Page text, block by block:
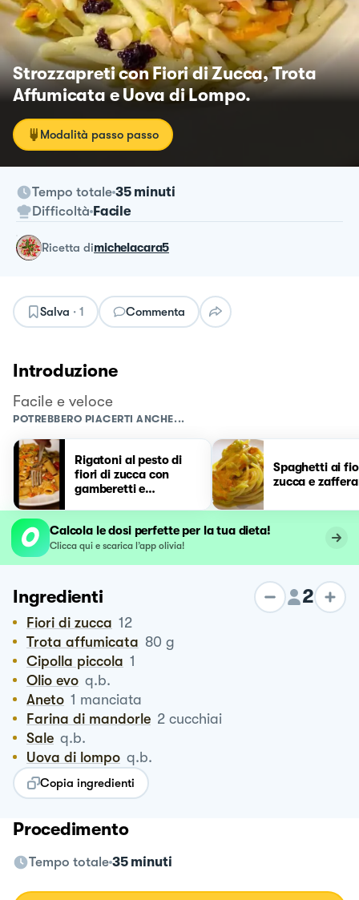
Strozzapreti con Fiori di Zucca, Trota
Affumicata e Uova di Lompo.
Modalità passo passo
Tempo totale 35 minuti
Difficoltà Facile
ricetta dimichelacara5
Salva · 1 Commenta
Introduzione
Facile e veloce
POTREBBERO PIACERTI ANCHE...
Rigatoni al pesto di
fiori di zucca con
gamberetti e
Spaghetti ai
zucca e
Calcola le dosi perfette per la tua dieta!
Clicca qui e scarica l’app olivia!
Ingredienti 2
Fiori di zucca 12
Trota affumicata 80 g
Cipolla piccola 1
Olio evo q.b.
Aneto 1 manciata
Farina di mandorle 2 cucchiai
Sale q.b.
Uova di lompo q.b.
Copia ingredienti
Procedimento
Tempo totale 35 minuti